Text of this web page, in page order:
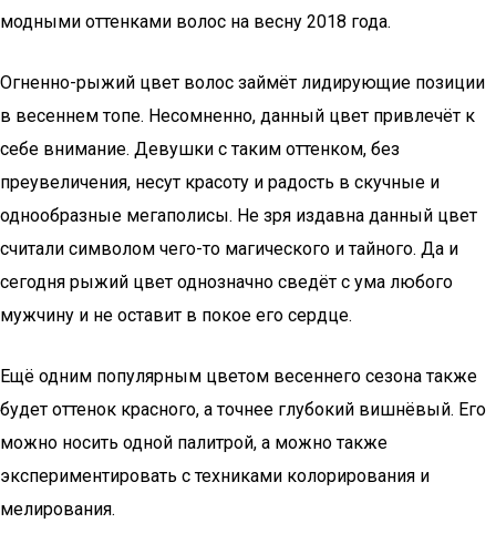
модными оттенками волос на весну 2018 года.
Огненно-рыжий цвет волос займёт лидирующие позиции
в весеннем топе. Несомненно, данный цвет привлечёт к
себе внимание. Девушки с таким оттенком, без
преувеличения, несут красоту и радость в скучные и
однообразные мегаполисы. Не зря издавна данный цвет
считали символом чего-то магического и тайного. Да и
сегодня рыжий цвет однозначно сведёт с ума любого
мужчину и не оставит в покое его сердце.
Ещё одним популярным цветом весеннего сезона также
будет оттенок красного, а точнее глубокий вишнёвый. Его
можно носить одной палитрой, а можно также
экспериментировать с техниками колорирования и
мелирования.